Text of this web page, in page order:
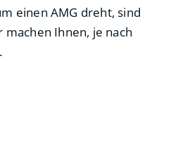
einen AMG dreht, sind
Ihnen, je nach